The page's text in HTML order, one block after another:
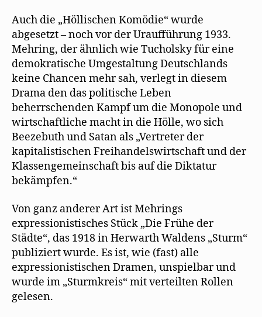
Auch die „Höllischen Komödie“ wurde
abgesetzt – noch vor der Uraufführung 1933.
Mehring, der ähnlich wie Tucholsky für eine
demokratische Umgestaltung Deutschlands
keine Chancen mehr sah, verlegt in diesem
Drama den das politische Leben
beherrschenden Kampf um die Monopole und
wirtschaftliche macht in die Hölle, wo sich
Beezebuth und Satan als „Vertreter der
kapitalistischen Freihandelswirtschaft und der
Klassengemeinschaft bis auf die Diktatur
bekämpfen.“
Von ganz anderer Art ist Mehrings
expressionistisches Stück „Die Frühe der
Städte“, das 1918 in Herwarth Waldens „Sturm“
publiziert wurde. Es ist, wie (fast) alle
expressionistischen Dramen, unspielbar und
wurde im „Sturmkreis“ mit verteilten Rollen
gelesen.